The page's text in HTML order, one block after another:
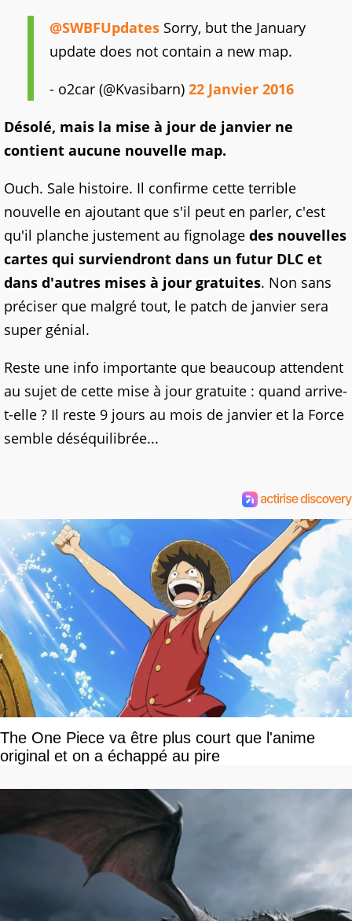
@SWBFUpdates Sorry, but the January
update does not contain a new map.
- o2car (@Kvasibarn) 22 Janvier 2016
Désolé, mais la mise à jour de janvier ne
contient aucune nouvelle map.
Ouch. Sale histoire. Il confirme cette terrible
nouvelle en ajoutant que s'il peut en parler, c'est
qu'il planche justement au fignolage des nouvelles
cartes qui surviendront dans un futur DLC et
dans d'autres mises à jour gratuites. Non sans
préciser que malgré tout, le patch de janvier sera
super génial.
Reste une info importante que beaucoup attendent
au sujet de cette mise à jour gratuite : quand arrive-
t-elle ? Il reste 9 jours au mois de janvier et la Force
semble déséquilibrée...
The One Piece va être plus court que l'anime
original et on a échappé au pire